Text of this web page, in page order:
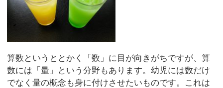
算数というととかく「数」に目が向きがちですが、算
数には「量」という分野もあります。幼児には数だけ
でなく量の概念も身に付けさせたいものです。これは